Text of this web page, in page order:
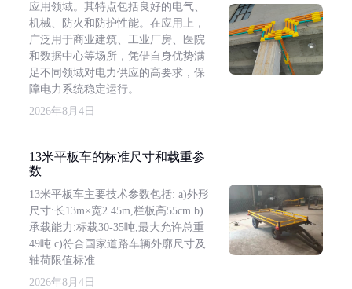
应用领域。其特点包括良好的电气、
机械、防火和防护性能。在应用上，
广泛用于商业建筑、工业厂房、医院
和数据中心等场所，凭借自身优势满
足不同领域对电力供应的高要求，保
障电力系统稳定运行。
2026年8月4日
13米平板车的标准尺寸和载重参
数
13米平板车主要技术参数包括: a)外形
尺寸:长13m×宽2.45m,栏板高55cm b)
承载能力:标载30-35吨,最大允许总重
49吨 c)符合国家道路车辆外廓尺寸及
轴荷限值标准
2026年8月4日